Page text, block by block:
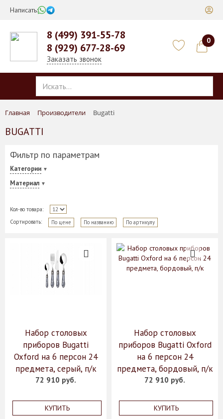
Написать:
8 (499) 391-55-78
8 (929) 677-28-69
Заказать звонок
0
Главная Производители Bugatti
BUGATTI
Фильтр по параметрам
Категории
Материал
Кол-во товара:
Сортировать:
По цене По названию По артикулу
Набор столовых
приборов Bugatti
Oxford на 6 персон 24
предмета, серый, п/к
72 910 руб.
КУПИТЬ
Набор столовых
приборов Bugatti Oxford
на 6 персон 24
предмета, бордовый, п/к
72 910 руб.
КУПИТЬ